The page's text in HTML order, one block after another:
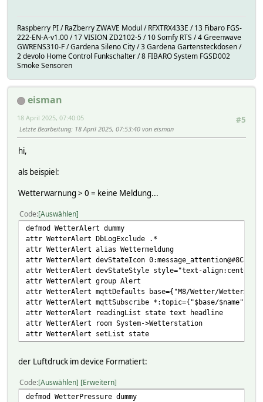
Raspberry PI / RaZberry ZWAVE Modul / RFXTRX433E / 13 Fibaro FGS-
222-EN-A-v1.00 / 17 VISION ZD2102-5 / 10 Somfy RTS / 4 Greenwave
GWRENS310-F / Gardena Sileno City / 3 Gardena Gartensteckdosen /
2 devolo Home Control Funkschalter / 8 FIBARO System FGSD002
Smoke Sensoren
eisman
#5
18 April 2025, 07:40:05
Letzte Bearbeitung: 18 April 2025, 07:53:40 von eisman
hi,
als beispiel:
Wetterwarnung > 0 = keine Meldung...
Code Auswählen
defmod WetterAlert dummy
attr WetterAlert DbLogExclude .*
attr WetterAlert alias Wettermeldung
attr WetterAlert devStateIcon 0:message_attention@#8C8C8C
attr WetterAlert devStateStyle style="text-
attr WetterAlert group Alert
attr WetterAlert mqttDefaults base={"M8/Wetter/
attr WetterAlert mqttSubscribe *:topic={"$base/$name"}
attr WetterAlert readingList state text headline
attr WetterAlert room System->Wetterstation
attr WetterAlert setList state
der Luftdruck im device Formatiert:
Code Auswählen Erweitern
defmod WetterPressure dummy